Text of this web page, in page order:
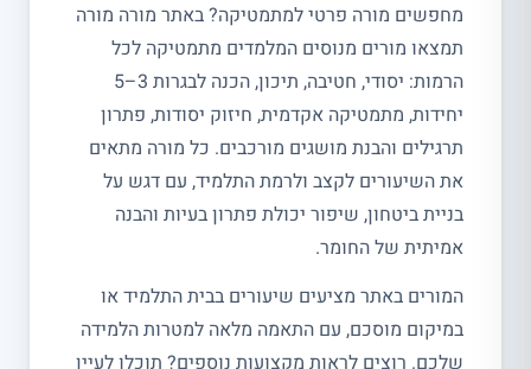
מחפשים מורה פרטי למתמטיקה? באתר מורה מורה
תמצאו מורים מנוסים המלמדים מתמטיקה לכל
הרמות: יסודי, חטיבה, תיכון, הכנה לבגרות 3–5
יחידות, מתמטיקה אקדמית, חיזוק יסודות, פתרון
תרגילים והבנת מושגים מורכבים. כל מורה מתאים
את השיעורים לקצב ולרמת התלמיד, עם דגש על
בניית ביטחון, שיפור יכולת פתרון בעיות והבנה
אמיתית של החומר.
המורים באתר מציעים שיעורים בבית התלמיד או
במיקום מוסכם, עם התאמה מלאה למטרות הלמידה